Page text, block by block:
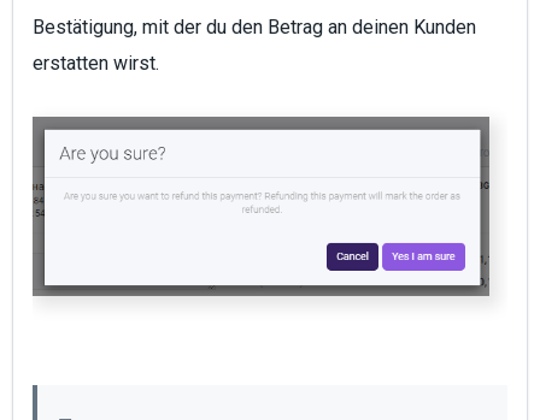
Bestätigung, mit der du den Betrag an deinen Kunden
erstatten wirst.